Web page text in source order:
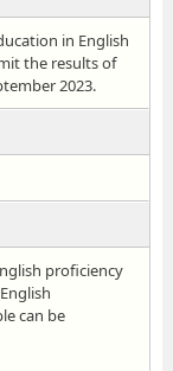
in English
the results of
2023.
proficiency
can be